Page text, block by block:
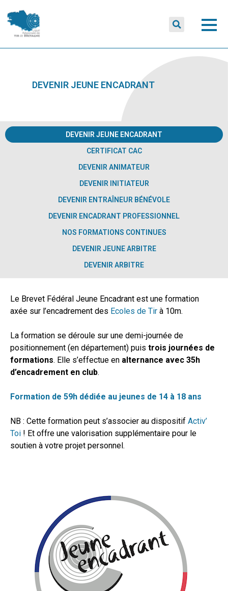
DEVENIR JEUNE ENCADRANT
DEVENIR JEUNE ENCADRANT
CERTIFICAT CAC
DEVENIR ANIMATEUR
DEVENIR INITIATEUR
DEVENIR ENTRAÎNEUR BÉNÉVOLE
DEVENIR ENCADRANT PROFESSIONNEL
NOS FORMATIONS CONTINUES
DEVENIR JEUNE ARBITRE
DEVENIR ARBITRE
Le Brevet Fédéral Jeune Encadrant est une formation
axée sur l’encadrement des Ecoles de Tir à 10m.
La formation se déroule sur une demi-journée de
positionnement (en département) puis trois journées de
formations. Elle s’effectue en alternance avec 35h
d’encadrement en club.
Formation de 59h dédiée au jeunes de 14 à 18 ans
NB : Cette formation peut s’associer au dispositif Activ’
Toi ! Et offre une valorisation supplémentaire pour le
soutien à votre projet personnel.